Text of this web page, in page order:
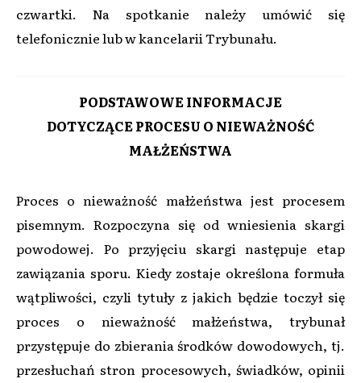
czwartki. Na spotkanie należy umówić się
telefonicznie lub w kancelarii Trybunału.
PODSTAWOWE INFORMACJE
DOTYCZĄCE PROCESU O NIEWAŻNOŚĆ
MAŁŻEŃSTWA
Proces o nieważność małżeństwa jest procesem
pisemnym. Rozpoczyna się od wniesienia skargi
powodowej. Po przyjęciu skargi następuje etap
zawiązania sporu. Kiedy zostaje określona formuła
wątpliwości, czyli tytuły z jakich będzie toczył się
proces o nieważność małżeństwa, trybunał
przystępuje do zbierania środków dowodowych, tj.
przesłuchań stron procesowych, świadków, opinii